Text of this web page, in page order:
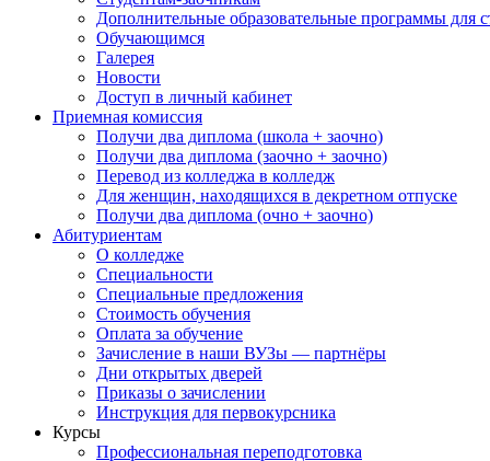
Дополнительные образовательные программы для
Обучающимся
Галерея
Новости
Доступ в личный кабинет
Приемная комиссия
Получи два диплома (школа + заочно)
Получи два диплома (заочно + заочно)
Перевод из колледжа в колледж
Для женщин, находящихся в декретном отпуске
Получи два диплома (очно + заочно)
Абитуриентам
О колледже
Специальности
Специальные предложения
Стоимость обучения
Оплата за обучение
Зачисление в наши ВУЗы — партнёры
Дни открытых дверей
Приказы о зачислении
Инструкция для первокурсника
Курсы
Профессиональная переподготовка